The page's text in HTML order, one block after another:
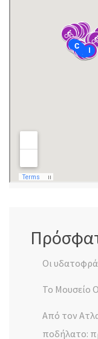
Οι
Το Μουσείο
Από τον
ποδήλατο: